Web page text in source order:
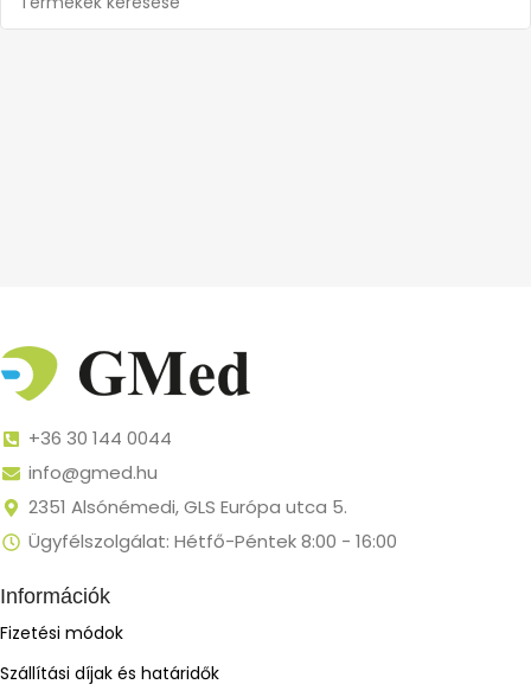
+36 30 144 0044
info@gmed.hu
2351 Alsónémedi, GLS Európa utca 5.
Ügyfélszolgálat: Hétfő-Péntek 8:00 - 16:00
Információk
Fizetési módok
Szállítási díjak és határidők